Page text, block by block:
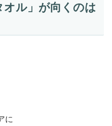
オル」が向くのは
に